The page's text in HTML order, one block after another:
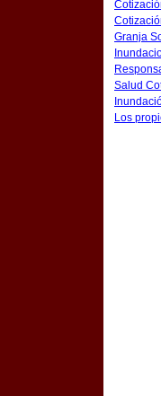
Granja
Salud
Los